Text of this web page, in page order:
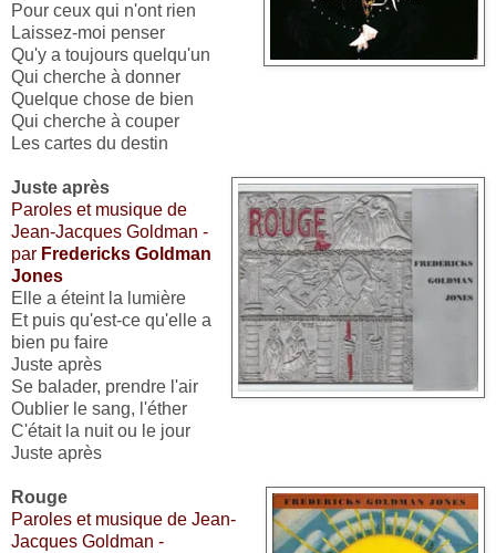
Pour ceux qui n'ont rien
Laissez-moi penser
Qu'y a toujours quelqu'un
Qui cherche à donner
Quelque chose de bien
Qui cherche à couper
Les cartes du destin
Juste après
Paroles et musique de
Jean-Jacques Goldman -
par Fredericks Goldman
Jones
Elle a éteint la lumière
Et puis qu'est-ce qu'elle a
bien pu faire
Juste après
Se balader, prendre l'air
Oublier le sang, l'éther
C'était la nuit ou le jour
Juste après
Rouge
Paroles et musique de Jean-
Jacques Goldman -